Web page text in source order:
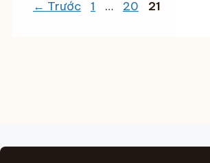
← Trước Trang
1 … Trang
20 Trang
21